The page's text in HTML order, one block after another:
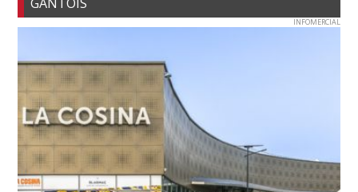
INFOMERCIAL